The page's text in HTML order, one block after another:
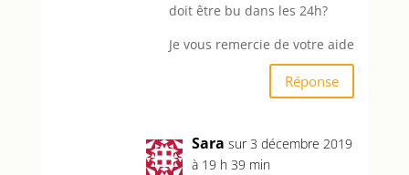
doit être bu dans les 24h?
Je vous remercie de votre aide
Réponse
Sara sur 3 décembre 2019
à 19 h 39 min